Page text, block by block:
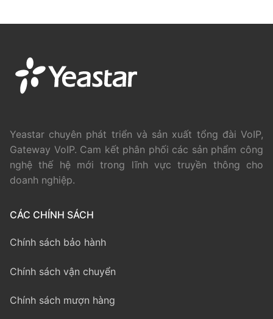
Yeastar chuyên phát triển và sản xuất tổng đài VoIP,
Gateway VoIP. Cam kết phân phối các sản phẩm công
nghệ thế hệ mới trong lĩnh vực truyền thông cho
doanh nghiệp.
CÁC CHÍNH SÁCH
Chính sách bảo hành
Chính sách vận chuyển
Chính sách mượn hàng